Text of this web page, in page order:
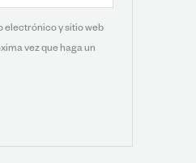
electrónico y sitio web
vez que haga un